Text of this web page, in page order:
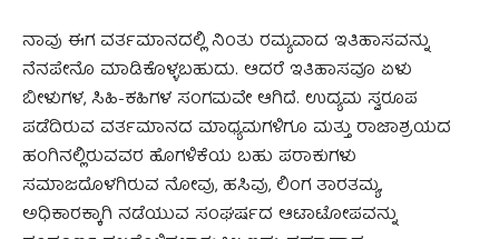
ನಾವು ಈಗ ವರ್ತಮಾನದಲ್ಲಿ ನಿಂತು ರಮ್ಯವಾದ ಇತಿಹಾಸವನ್ನು
ನೆನಪೇನೊ ಮಾಡಿಕೊಳ್ಳಬಹುದು. ಆದರೆ ಇತಿಹಾಸವೂ ಏಳು
ಬೀಳುಗಳ, ಸಿಹಿ-ಕಹಿಗಳ ಸಂಗಮವೇ ಆಗಿದೆ. ಉದ್ಯಮ ಸ್ವರೂಪ
ಪಡೆದಿರುವ ವರ್ತಮಾನದ ಮಾಧ್ಯಮಗಳಿಗೂ ಮತ್ತು ರಾಜಾಶ್ರಯದ
ಹಂಗಿನಲ್ಲಿರುವವರ ಹೊಗಳಿಕೆಯ ಬಹು ಪರಾಕುಗಳು
ಸಮಾಜದೊಳಗಿರುವ ನೋವು, ಹಸಿವು, ಲಿಂಗ ತಾರತಮ್ಯ,
ಅಧಿಕಾರಕ್ಕಾಗಿ ನಡೆಯುವ ಸಂಘರ್ಷದ ಆಟಾಟೋಪವನ್ನು